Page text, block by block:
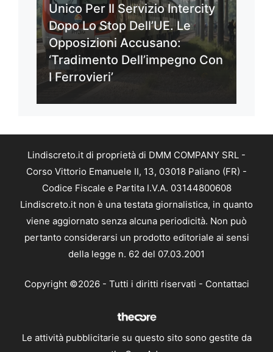
Unico Per Il Servizio Intercity
Dopo Lo Stop Dell’UE. Le
Opposizioni Accusano:
‘Tradimento Dell’impegno Con
I Ferrovieri’
Lindiscreto.it di proprietà di DMM COMPANY SRL -
Corso Vittorio Emanuele II, 13, 03018 Paliano (FR) -
Codice Fiscale e Partita I.V.A. 03144800608
Lindiscreto.it non è una testata giornalistica, in quanto
viene aggiornato senza alcuna periodicità. Non può
pertanto considerarsi un prodotto editoriale ai sensi
della legge n. 62 del 07.03.2001
Copyright ©2026 - Tutti i diritti riservati - Contattaci
Le attività pubblicitarie su questo sito sono gestite da